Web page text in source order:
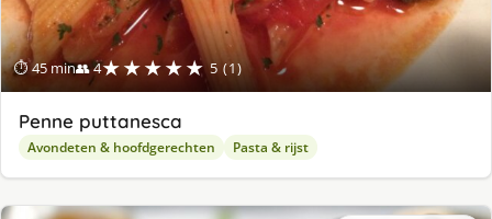
⏱ 45 min👥 4★★★★★ 5 (1)
Penne puttanesca
Avondeten & hoofdgerechten Pasta & rijst